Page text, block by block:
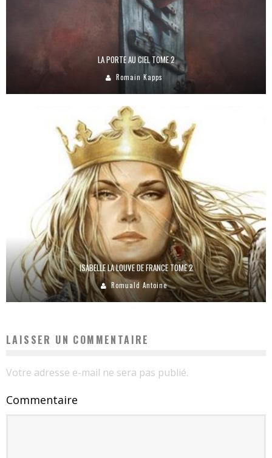
LA PORTE AU CIEL TOME 2
Romain Kapps
ISABELLE LA LOUVE DE FRANCE TOME 2
Romuald Antoine
LAISSER UN COMMENTAIRE
Votre adresse e-mail ne sera pas publié.
Commentaire